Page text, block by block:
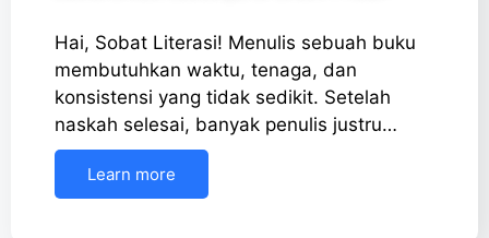
Hai, Sobat Literasi! Menulis sebuah buku
membutuhkan waktu, tenaga, dan
konsistensi yang tidak sedikit. Setelah
naskah selesai, banyak penulis justru…
Learn more